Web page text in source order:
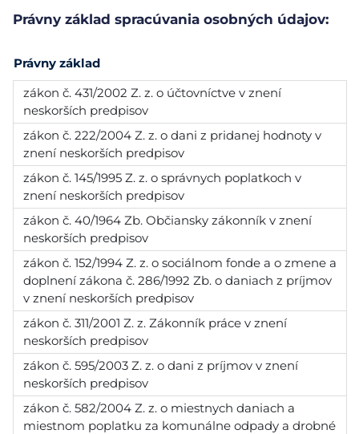
Právny základ spracúvania osobných údajov:
Právny základ
zákon č. 431/2002 Z. z. o účtovníctve v znení
neskorších predpisov
zákon č. 222/2004 Z. z. o dani z pridanej hodnoty v
znení neskorších predpisov
zákon č. 145/1995 Z. z. o správnych poplatkoch v
znení neskorších predpisov
zákon č. 40/1964 Zb. Občiansky zákonník v znení
neskorších predpisov
zákon č. 152/1994 Z. z. o sociálnom fonde a o zmene a
doplnení zákona č. 286/1992 Zb. o daniach z príjmov
v znení neskorších predpisov
zákon č. 311/2001 Z. z. Zákonník práce v znení
neskorších predpisov
zákon č. 595/2003 Z. z. o dani z príjmov v znení
neskorších predpisov
zákon č. 582/2004 Z. z. o miestnych daniach a
miestnom poplatku za komunálne odpady a drobné